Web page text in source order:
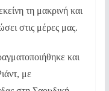
τη μακρινή και
στις μέρες μας.
και
με